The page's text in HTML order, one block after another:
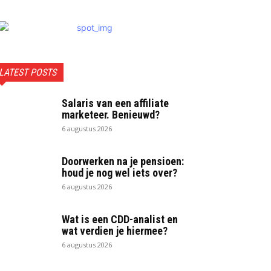
POSTS
Salaris van een affiliate
marketeer. Benieuwd?
6 augustus 2026
Doorwerken na je pensioen:
houd je nog wel iets over?
6 augustus 2026
Wat is een CDD-analist en
wat verdien je hiermee?
6 augustus 2026